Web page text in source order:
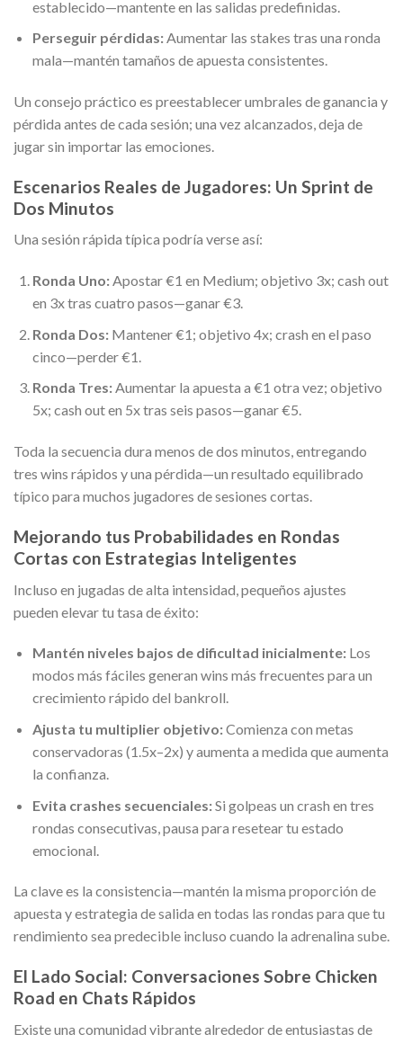
establecido—mantente en las salidas predefinidas.
Perseguir pérdidas:Aumentar las stakes tras una ronda
mala—mantén tamaños de apuesta consistentes.
Un consejo práctico es preestablecer umbrales de ganancia y
pérdida antes de cada sesión; una vez alcanzados, deja de
jugar sin importar las emociones.
Escenarios Reales de Jugadores: Un Sprint de
Dos Minutos
Una sesión rápida típica podría verse así:
Ronda Uno:Apostar €1 en Medium; objetivo 3x; cash out
en 3x tras cuatro pasos—ganar €3.
Ronda Dos:Mantener €1; objetivo 4x; crash en el paso
cinco—perder €1.
Ronda Tres:Aumentar la apuesta a €1 otra vez; objetivo
5x; cash out en 5x tras seis pasos—ganar €5.
Toda la secuencia dura menos de dos minutos, entregando
tres wins rápidos y una pérdida—un resultado equilibrado
típico para muchos jugadores de sesiones cortas.
Mejorando tus Probabilidades en Rondas
Cortas con Estrategias Inteligentes
Incluso en jugadas de alta intensidad, pequeños ajustes
pueden elevar tu tasa de éxito:
Mantén niveles bajos de dificultad inicialmente:Los
modos más fáciles generan wins más frecuentes para un
crecimiento rápido del bankroll.
Ajusta tu multiplier objetivo:Comienza con metas
conservadoras (1.5x–2x) y aumenta a medida que aumenta
la confianza.
Evita crashes secuenciales:Si golpeas un crash en tres
rondas consecutivas, pausa para resetear tu estado
emocional.
La clave es la consistencia—mantén la misma proporción de
apuesta y estrategia de salida en todas las rondas para que tu
rendimiento sea predecible incluso cuando la adrenalina sube.
El Lado Social: Conversaciones Sobre Chicken
Road en Chats Rápidos
Existe una comunidad vibrante alrededor de entusiastas de